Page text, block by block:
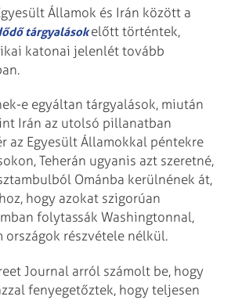
Államok és Irán között a
tárgyalásokelőtt történtek,
katonai jelenlét tovább
e egyáltan tárgyalások, miután
Irán az utolsó pillanatban
az Egyesült Államokkal péntekre
Teherán ugyanis azt szeretné,
Ománba kerülnének át,
hogy azokat szigorúan
folytassák Washingtonnal,
országok részvétele nélkül.
Journal arról számolt be, hogy
fenyegetőztek, hogy teljesen